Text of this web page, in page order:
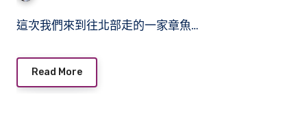
這次我們來到往北部走的一家章魚…
Read More